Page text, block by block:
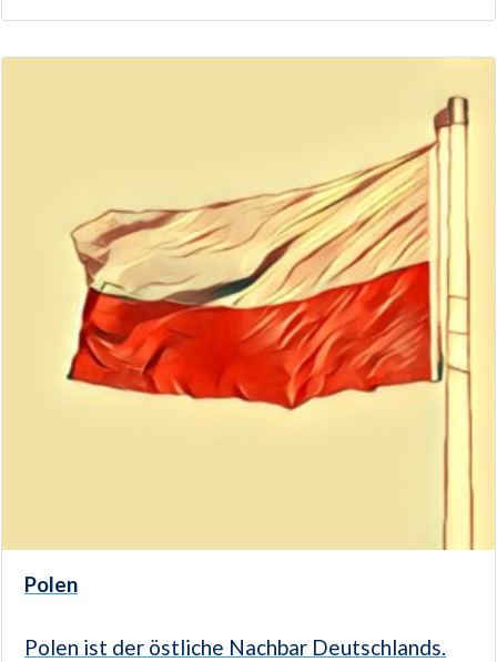
Polen
Polen ist der östliche Nachbar Deutschlands.